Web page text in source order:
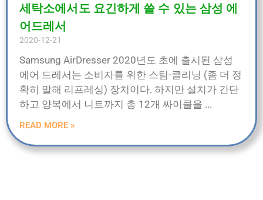
세탁소에서도 요긴하게 쓸 수 있는 삼성 에
어드레서
2020-12-21
Samsung AirDresser 2020년도 초에 출시된 삼성
에어 드레서는 소비자를 위한 스팀-클리닝 (좀 더 정
확히 말해 리프레싱) 장치이다. 하지만 설치가 간단
하고 양복에서 니트까지 총 12개 싸이클을
READ MORE »